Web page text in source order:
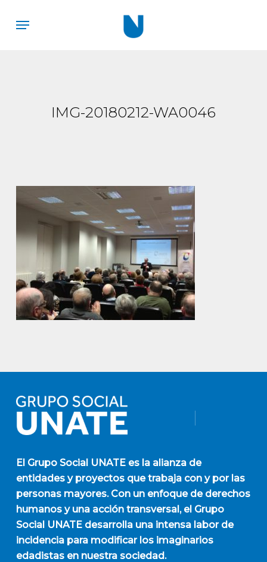
Menu
IMG-20180212-WA0046
El Grupo Social UNATEes la alianza de
entidades y proyectos que trabaja con y por las
personas mayores. Con un enfoque de derechos
humanos y una acción transversal, el Grupo
Social UNATE desarrolla una intensa labor de
incidencia para modificar los imaginarios
edadistas en nuestra sociedad.